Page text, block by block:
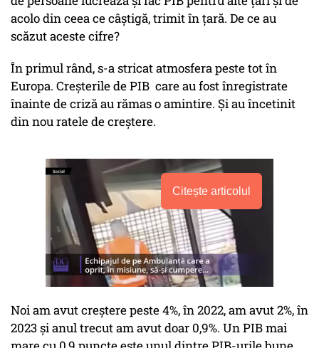
acolo din ceea ce câștigă, trimit în țară. De ce au
scăzut aceste cifre?
În primul rând, s-a stricat atmosfera peste tot în
Europa. Creșterile de PIB care au fost înregistrate
înainte de criză au rămas o amintire. Și au încetinit
din nou ratele de creștere.
Citește articolul
Noi am avut creștere peste 4%, în 2022, am avut 2%, în
2023 și anul trecut am avut doar 0,9%. Un PIB mai